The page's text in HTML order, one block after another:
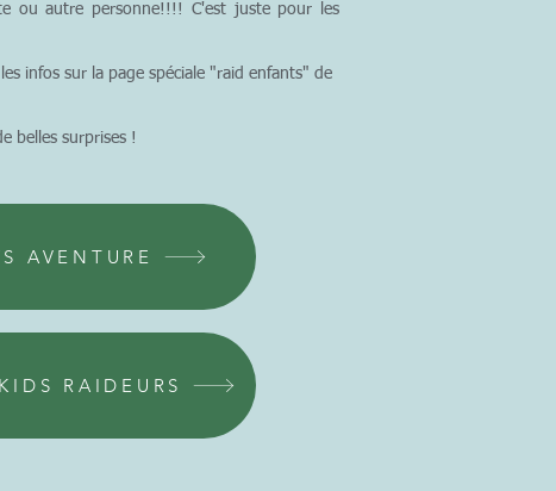
ou autre personne!!!! C'est juste pour les
infos sur la page spéciale "raid enfants" de
belles surprises !
AVENTURE
RAIDEURS